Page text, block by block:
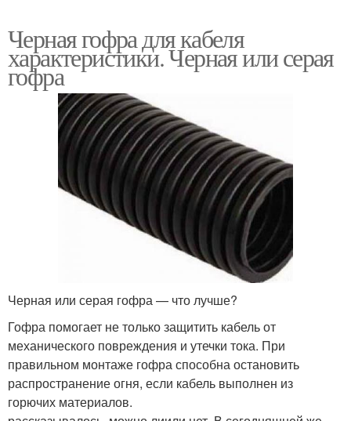
Черная гофра для кабеля
характеристики. Черная или серая
гофра
Черная или серая гофра — что лучше?
Гофра помогает не только защитить кабель от
механического повреждения и утечки тока. При
правильном монтаже гофра способна остановить
распространение огня, если кабель выполнен из
горючих материалов.